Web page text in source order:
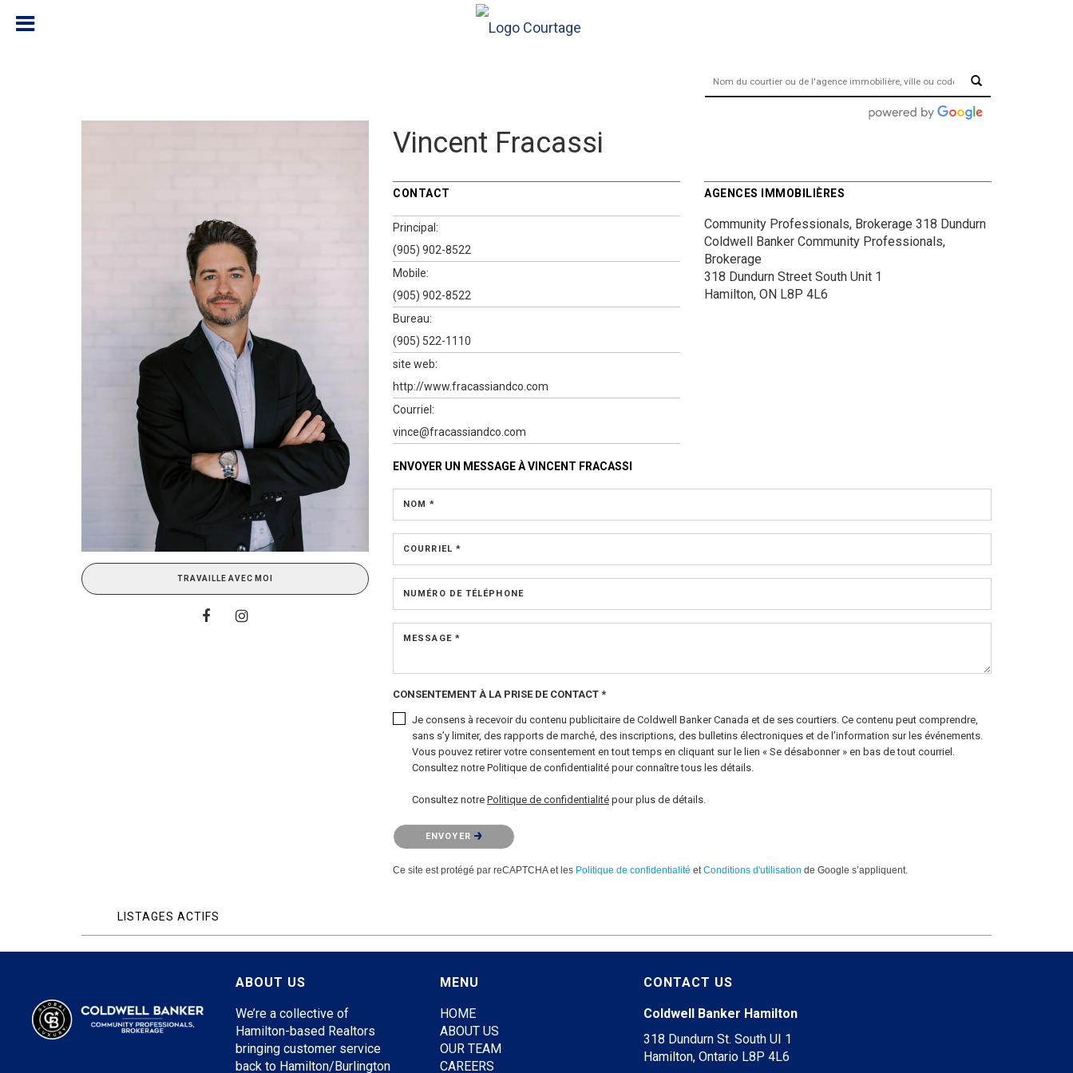
TRAVAILLE AVEC MOI
Vincent Fracassi
CONTACT
Principal:
(905) 902-8522
Mobile:
(905) 902-8522
Bureau:
(905) 522-1110
site web:
http://www.fracassiandco.com
Courriel:
vince@fracassiandco.com
AGENCES IMMOBILIÈRES
Community Professionals, Brokerage 318 Dundurn
Coldwell Banker Community Professionals,
Brokerage
318 Dundurn Street South Unit 1
Hamilton, ON L8P 4L6
ENVOYER UN MESSAGE ÀVINCENT FRACASSI
NOM *
COURRIEL *
NUMÉRO DE TÉLÉPHONE
MESSAGE *
CONSENTEMENT À LA PRISE DE CONTACT *
Je consens à recevoir du contenu publicitaire de Coldwell Banker Canada et de ses courtiers. Ce contenu peut comprendre,
sans s’y limiter, des rapports de marché, des inscriptions, des bulletins électroniques et de l’information sur les événements.
Vous pouvez retirer votre consentement en tout temps en cliquant sur le lien « Se désabonner » en bas de tout courriel.
Consultez notre Politique de confidentialité pour connaître tous les détails.
Consultez notre Politique de confidentialité pour plus de détails.
Veuillez confirmer que vous n'êtes pas un robot.
ENVOYER
Ce site est protégé par reCAPTCHA et les Politique de confidentialité et Conditions d'utilisation de Google s’appliquent.
LISTAGES ACTIFS
ABOUT US
We’re a collective of
Hamilton-based Realtors
bringing customer service
back to Hamilton/Burlington
MENU
HOME
ABOUT US
OUR TEAM
CAREERS
CONTACT US
Coldwell Banker Hamilton
318 Dundurn St. South UI 1
Hamilton, Ontario L8P 4L6